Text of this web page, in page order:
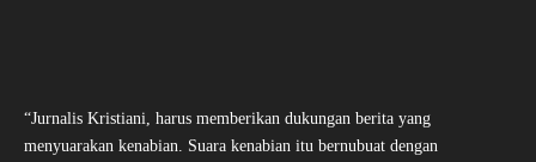
“Jurnalis Kristiani, harus memberikan dukungan berita yang
menyuarakan kenabian. Suara kenabian itu bernubuat dengan